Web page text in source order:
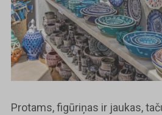
Protams, figūriņas ir jaukas,